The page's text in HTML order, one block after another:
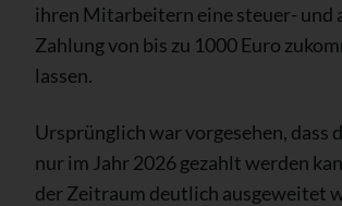
ihren Mitarbeitern eine steuer- und
Zahlung von bis zu 1000 Euro
lassen.
Ursprünglich war vorgesehen, dass
nur im Jahr 2026 gezahlt werden
der Zeitraum deutlich ausgeweitet